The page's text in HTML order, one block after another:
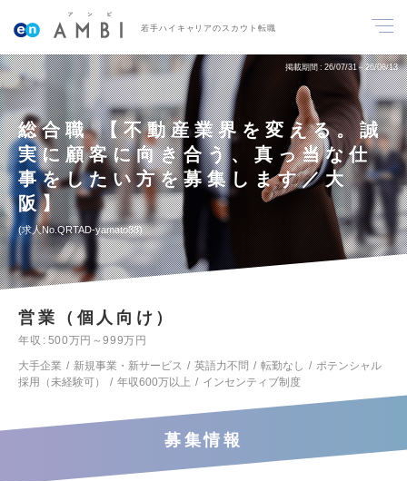
若手ハイキャリアのスカウト転職
掲載期間 26/07/31～26/08/13
総合職 【不動産業界を変える。誠
実に顧客に向き合う、真っ当な仕
事をしたい方を募集します／大
阪】
求人No.QRTAD-yamato88
営業（個人向け）
年収
500万円～999万円
大手企業
新規事業・新サービス 英語力不問 転勤なし
ポテンシャル
採用（未経験可）
年収600万以上 インセンティブ制度
募集情報